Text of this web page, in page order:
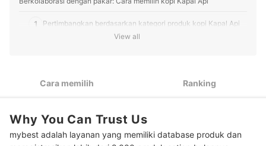
1 Pertimbangkan berdasarkan kategori produk kopi Kapal Api
sedang berdiet
Peringkat Kopi Kapal Api Terbaik
View all
Cara memilih Ranking
Why You Can Trust Us
mybest adalah layanan yang memiliki database produk dan